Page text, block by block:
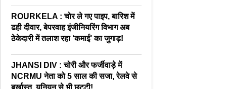
ROURKELA : चोर ले गए पाइप, बारिश में
ढही दीवार, बेपरवाह इंजीनियरिंग विभाग अब
ठेकेदारी में तलाश रहा ‘कमाई’ का जुगाड़!
JHANSI DIV : चोरी और फर्जीवाड़े में
NCRMU नेता को 5 साल की सजा, रेलवे से
बर्खास्त, यूनियन से भी छुट्टी!